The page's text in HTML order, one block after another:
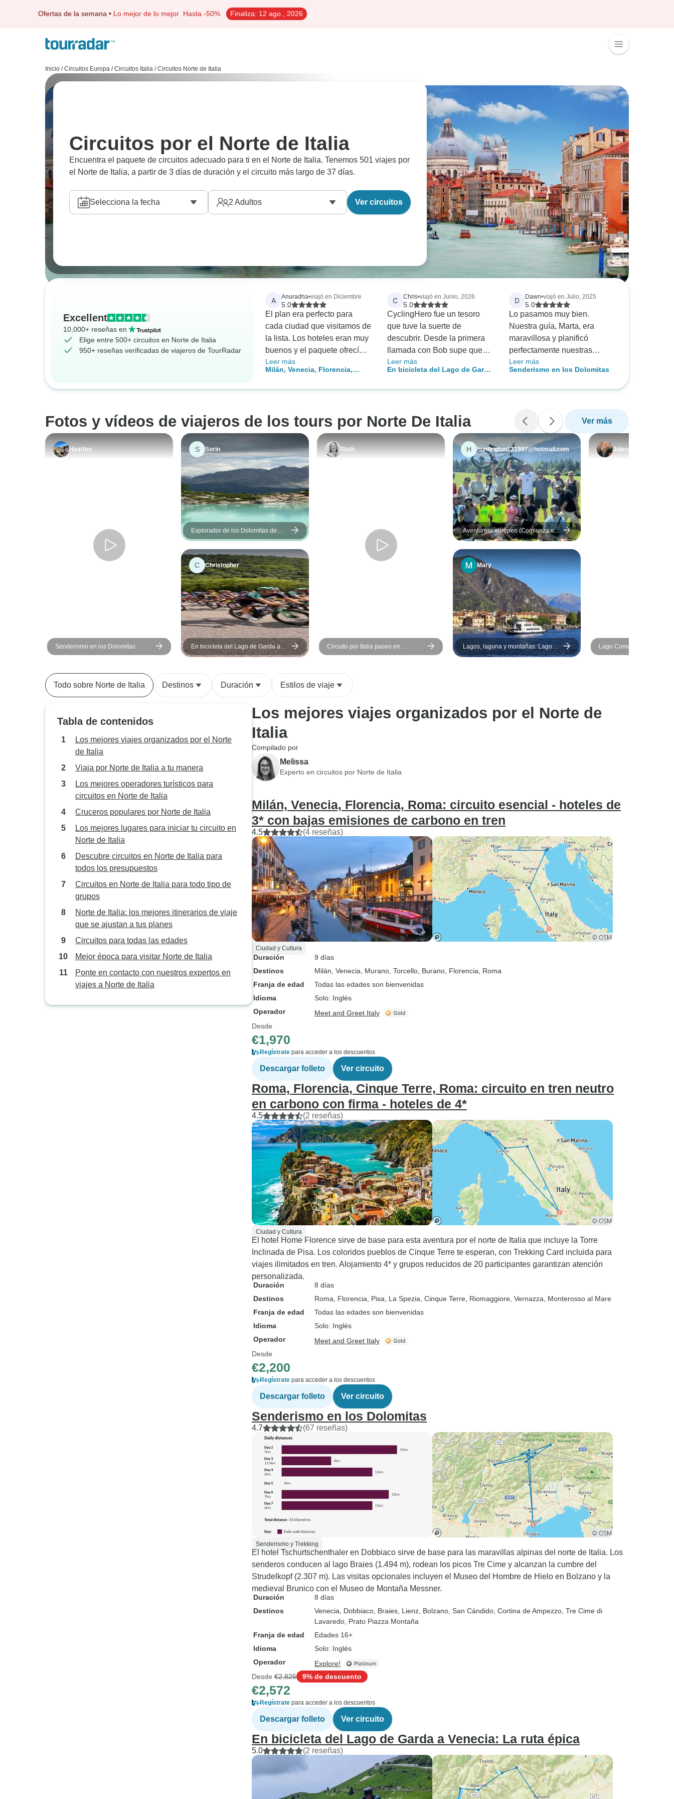
Ofertas de la semana • Lo mejor de lo mejor Hasta -50% Finaliza: 12 ago., 2026
Inicio / Circuitos Europa / Circuitos Italia / Circuitos Norte de Italia
Circuitos por el Norte de Italia
Encuentra el paquete de circuitos adecuado para ti en el Norte de Italia. Tenemos 501 viajes por
el Norte de Italia, a partir de 3 días de duración y el circuito más largo de 37 días.
Selecciona la fecha 2 Adultos Ver circuitos
Excellent
10,000+ reseñas en
Elige entre 500+ circuitos en Norte de Italia
950+ reseñas verificadas de viajeros de TourRadar
A Anuradha•viajó en Diciembre
5.0
El plan era perfecto para
cada ciudad que visitamos de
la lista. Los hoteles eran muy
buenos y el paquete ofrecía
las atracciones adecuadas
en cada ciudad . Lo que se
Leer más
Milán, Venecia, Florencia,
hoteles de 3* con bajas
C Chris•viajó en Junio, 2026
5.0
CyclingHero fue un tesoro
que tuve la suerte de
descubrir. Desde la primera
llamada con Bob supe que
me esperaba algo fuera de lo
común. El viaje, las rutas, la
hecho muchos tours. Sin
duda, voy a repetir con ellos.
Ya estoy echando un vistazo
a su oferta para elegir mi
próximo viaje cuanto antes.
Caterina es una italiana
entusiasta, un torbellino de
energía en la logística y
conoce todo lo bueno de
Italia ????????. Recomiendo
encarecidamente
CyclingHero.
Leer más
En bicicleta del Lago de Garda
D Dawn•viajó en Julio, 2025
5.0
Lo pasamos muy bien.
Nuestra guía, Marta, era
maravillosa y planificó
perfectamente nuestras
excursiones para evitar la
lluvia.
Leer más
Senderismo en los Dolomitas
Fotos y vídeos de viajeros de los tours por Norte De Italia Ver más
Heather
Senderismo en los Dolomitas
S Sorin
Explorador de los Dolomitas de
Cortina - Senderismo autoguiado
C Christopher
En bicicleta del Lago de Garda a
Venecia: La ruta épica
Ruth
Circuito por Italia paseo en
Góndola y visita a Cinque Terre
H huntington131997@hotmail.com
Aventurero europeo (Comienza en
Londres)
Mary
Lagos, laguna y montañas: Lagos
de Como, Garda, tren Bernina y
Julene
Lago Como Caminando
Todo sobre Norte de Italia Destinos Duración Estilos de viaje
Tabla de contenidos
Los mejores viajes organizados por el Norte
de Italia
Viaja por Norte de Italia a tu manera
Los mejores operadores turísticos para
circuitos en Norte de Italia
Cruceros populares por Norte de Italia
Los mejores lugares para iniciar tu circuito en
Norte de Italia
Descubre circuitos en Norte de Italia para
todos los presupuestos
Circuitos en Norte de Italia para todo tipo de
grupos
Norte de Italia: los mejores itinerarios de viaje
que se ajustan a tus planes
Circuitos para todas las edades
Mejor época para visitar Norte de Italia
Ponte en contacto con nuestros expertos en
viajes a Norte de Italia
Los mejores viajes organizados por el Norte de
Italia
Compilado por
Melissa
Experto en circuitos por Norte de Italia
Milán, Venecia, Florencia, Roma: circuito esencial - hoteles de
3* con bajas emisiones de carbono en tren
4.5 (4 reseñas)
Ciudad y Cultura
Duración
9 días
Destinos
Milán , Venecia , Murano , Torcello , Burano , Florencia , Roma
Franja de edad
Todas las edades son bienvenidas
Idioma
Solo: Inglés
Operador
Meet and Greet Italy
Desde
€1,970
Regístrate para acceder a los descuentos
Descargar folleto Ver circuito
Roma, Florencia, Cinque Terre, Roma: circuito en tren neutro
en carbono con firma - hoteles de 4*
4.5 (2 reseñas)
Ciudad y Cultura
El hotel Home Florence sirve de base para esta aventura por el norte de Italia que incluye la Torre
Inclinada de Pisa. Los coloridos pueblos de Cinque Terre te esperan, con Trekking Card incluida para
viajes ilimitados en tren. Alojamiento 4* y grupos reducidos de 20 participantes garantizan atención
personalizada.
Duración
8 días
Destinos
Roma , Florencia , Pisa , La Spezia , Cinque Terre , Riomaggiore , Vernazza , Monterosso al Mare
Franja de edad
Todas las edades son bienvenidas
Idioma
Solo: Inglés
Operador
Meet and Greet Italy
Desde
€2,200
Regístrate para acceder a los descuentos
Descargar folleto Ver circuito
Senderismo en los Dolomitas
4.7 (67 reseñas)
Senderismo y Trekking
El hotel Tschurtschenthaler en Dobbiaco sirve de base para las maravillas alpinas del norte de Italia. Los
senderos conducen al lago Braies (1.494 m), rodean los picos Tre Cime y alcanzan la cumbre del
Strudelkopf (2.307 m). Las visitas opcionales incluyen el Museo del Hombre de Hielo en Bolzano y la
medieval Brunico con el Museo de Montaña Messner.
Duración
8 días
Destinos
Venecia , Dobbiaco , Braies , Lienz , Bolzano , San Cándido , Cortina de Ampezzo , Tre Cime di
Lavaredo , Prato Piazza Montaña
Franja de edad
Edades 16+
Idioma
Solo: Inglés
Operador
Explore!
Desde €2,826 9% de descuento
€2,572
Regístrate para acceder a los descuentos
Descargar folleto Ver circuito
En bicicleta del Lago de Garda a Venecia: La ruta épica
5.0 (2 reseñas)